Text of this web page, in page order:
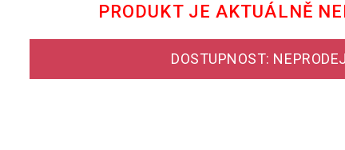
PRODUKT JE AKTUÁLNĚ
DOSTUPNOST: